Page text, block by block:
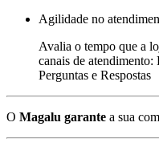
Agilidade no
Avalia o tempo que a
canais de
Perguntas e Respostas
O Magalu garante a sua